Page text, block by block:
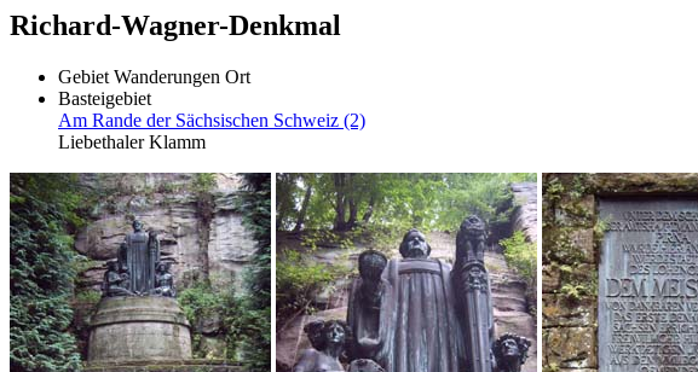
Richard-Wagner-Denkmal
Gebiet Wanderungen Ort
Basteigebiet
Am Rande der Sächsischen Schweiz (2)
Liebethaler Klamm